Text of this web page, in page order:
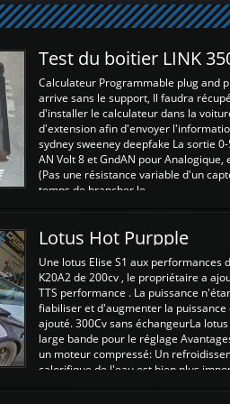
Test du boitier LINK
Calculateur Programmable plug and
arrive sans le support, Il faudra
d'installer le calculateur dans la
d'extension afin d'envoyer
sydney sweeney deepfake La sortie
AN Volt 8 et GndAN pour
(Pas une résistance variable d'un
temps de brancher le ...
Lotus Hot Purpple
Une lotus Elise S1 aux
K20A2 de 200cv , le propriétaire a
TTS performance . La puissance
fiabiliser et d'augmenter la
ajouté. 300Cv sans échangeurLa
large bande pour le réglage
un moteur compressé: Un
calorifique de l'eau est bien plus